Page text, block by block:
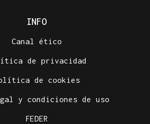
INFO
Canal ético
de privacidad
de cookies
y condiciones de uso
FEDER